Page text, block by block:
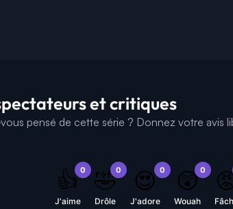
et critiques
pensé de cette série ? Donnez votre avis
0
👍
J'aime
0
🤣
Drôle
0
😍
J'adore
0
😲
Wouah